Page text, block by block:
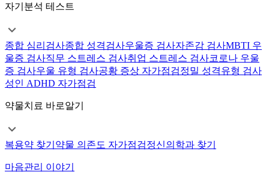
자기분석 테스트
종합 심리검사종합 성격검사우울증 검사자존감 검사MBTI 우
울증 검사직무 스트레스 검사취업 스트레스 검사코로나 우울
증 검사우울 유형 검사공황 증상 자가점검정밀 성격유형 검사
성인 ADHD 자가점검
약물치료 바로알기
복용약 찾기 약물 의존도 자가점검정신의학과 찾기
마음관리 이야기